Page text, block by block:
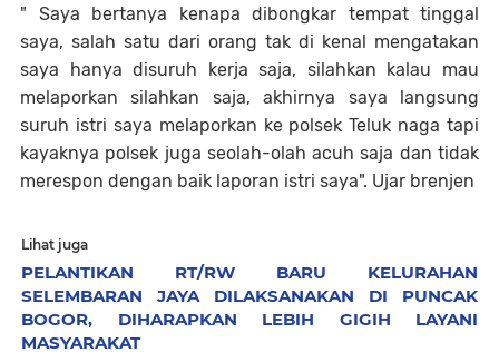
" Saya bertanya kenapa dibongkar tempat tinggal
saya, salah satu dari orang tak di kenal mengatakan
saya hanya disuruh kerja saja, silahkan kalau mau
melaporkan silahkan saja, akhirnya saya langsung
suruh istri saya melaporkan ke polsek Teluk naga tapi
kayaknya polsek juga seolah-olah acuh saja dan tidak
merespon dengan baik laporan istri saya". Ujar brenjen
Lihat juga
PELANTIKAN RT/RW BARU KELURAHAN
SELEMBARAN JAYA DILAKSANAKAN DI PUNCAK
BOGOR, DIHARAPKAN LEBIH GIGIH LAYANI
MASYARAKAT